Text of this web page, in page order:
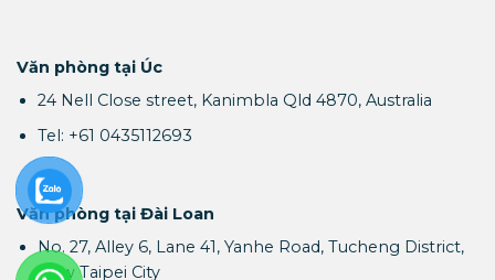
Văn phòng tại Úc
24 Nell Close street, Kanimbla Qld 4870, Australia
Tel: +61 0435112693
Văn phòng tại Đài Loan
No. 27, Alley 6, Lane 41, Yanhe Road, Tucheng District,
New Taipei City